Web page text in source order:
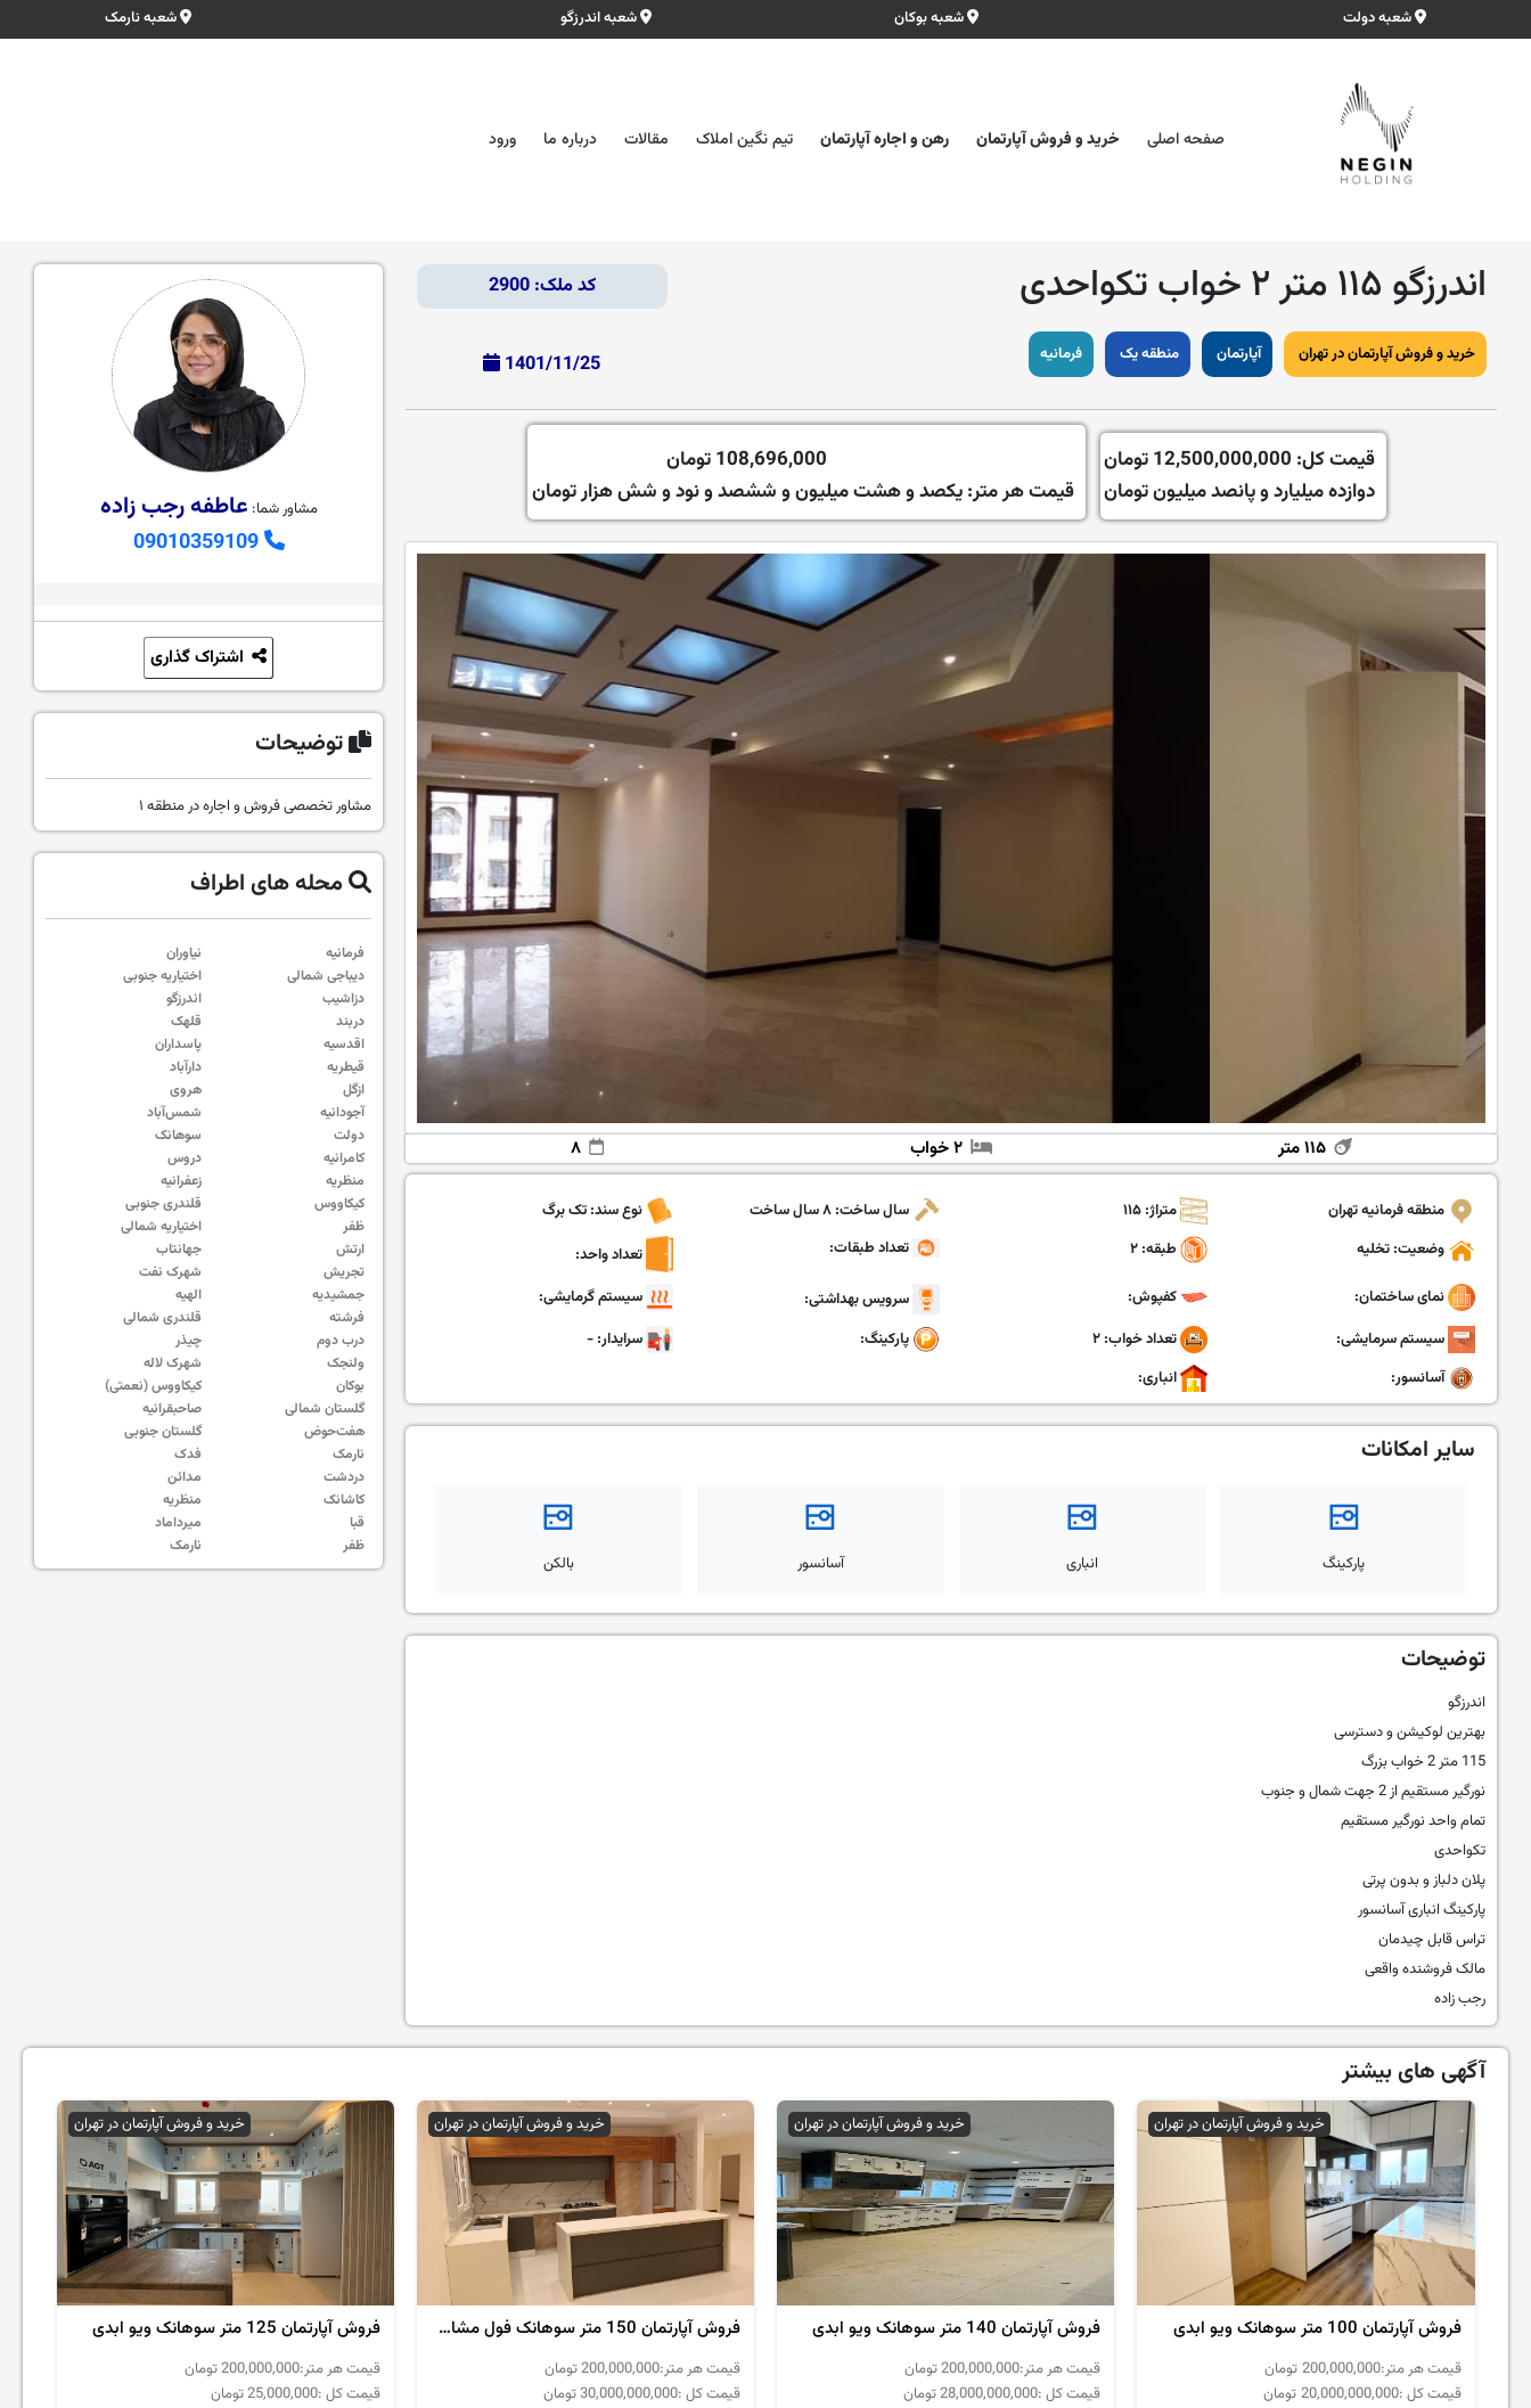
شعبه دولت شعبه بوکان شعبه اندرزگو شعبه نارمک
صفحه اصلی خرید و فروش آپارتمان رهن و اجاره آپارتمان تیم نگین املاک مقالات درباره ما ورود
اندرزگو ۱۱۵ متر ۲ خواب تکواحدی کد ملک: 2900
خرید و فروش آپارتمان در تهران آپارتمان منطقه یک فرمانیه 1401/11/25
قیمت کل: 12,500,000,000 تومان
دوازده میلیارد و پانصد میلیون تومان
قیمت هر متر:
108,696,000 تومان
یکصد و هشت میلیون و ششصد و نود و شش هزار تومان
۱۱۵ متر ۲ خواب ۸
منطقه فرمانیه تهران متراژ: ۱۱۵ سال ساخت: ۸ سال ساخت
نوع سند: تک برگ
وضعیت: تخلیه
طبقه: ۲ تعداد طبقات:
تعداد واحد:
نمای ساختمان:
کفپوش: سرویس بهداشتی:
سیستم گرمایشی:
سیستم سرمایشی:
تعداد خواب: ۲ پارکینگ:
سرایدار: -
آسانسور:
انباری:
سایر امکانات
پارکینگ انباری آسانسور بالکن
توضیحات
اندرزگو
بهترین لوکیشن و دسترسی
115 متر 2 خواب بزرگ
نورگیر مستقیم از 2 جهت شمال و جنوب
تمام واحد نورگیر مستقیم
تکواحدی
پلان دلباز و بدون پرتی
پارکینگ انباری آسانسور
تراس قابل چیدمان
مالک فروشنده واقعی
رجب زاده
مشاور شما: عاطفه رجب زاده
09010359109
توضیحات
مشاور تخصصی فروش و اجاره در منطقه ۱
محله های اطراف
فرمانیه
نیاوران
دیباجی شمالی
اختیاریه جنوبی
دزاشیب
اندرزگو
دربند
قلهک
اقدسیه
پاسداران
قیطریه
دارآباد
ازگل
هروی
آجودانیه
شمس‌آباد
دولت
سوهانک
کامرانیه
دروس
منظریه
زعفرانیه
کیکاووس
قلندری جنوبی
ظفر
اختیاریه شمالی
ارتش
جهانتاب
تجریش
شهرک نفت
جمشیدیه
الهیه
فرشته
قلندری شمالی
درب دوم
چیذر
ولنجک
شهرک لاله
بوکان
کیکاووس (نعمتی)
گلستان شمالی
صاحبقرانیه
هفت‌حوض
گلستان جنوبی
نارمک
فدک
دردشت
مدائن
کاشانک
منظریه
قبا
میرداماد
ظفر
نارمک
آگهی های بیشتر
خرید و فروش آپارتمان در تهران
فروش آپارتمان 100 متر سوهانک ویو ابدی
قیمت هر متر:200,000,000 تومان
قیمت کل :20,000,000,000 تومان
خرید و فروش آپارتمان در تهران
فروش آپارتمان 140 متر سوهانک ویو ابدی
قیمت هر متر:200,000,000تومان
قیمت کل :28,000,000,000تومان
خرید و فروش آپارتمان در تهران
فروش آپارتمان 150 متر سوهانک فول مشاعات
قیمت هر متر:200,000,000تومان
قیمت کل :30,000,000,000تومان
خرید و فروش آپارتمان در تهران
فروش آپارتمان 125 متر سوهانک ویو ابدی
قیمت هر متر:200,000,000تومان
قیمت کل :25,000,000تومان